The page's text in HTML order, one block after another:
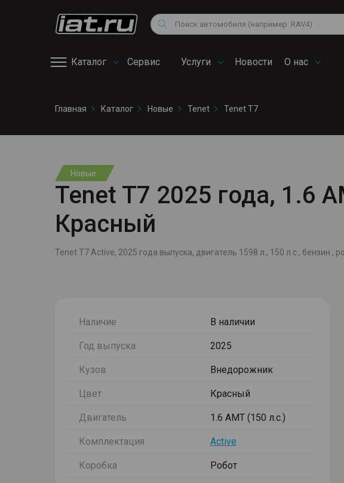
Поиск
Каталог Сервис
сервис
Услуги Новости О нас
Снегоходы
Квадроциклы
Volkswagen
Audi
Главная Каталог Новые Tenet Tenet T7
Новые
Tenet T7 2025 года, 1.6
Красный
Tenet T7 Active, 2025 года выпуска, двигатель 1598 л., 150 л.с., бензин ,
Наличие В наличии
Год выпуска 2025
Кузов Внедорожник
Цвет Красный
Двигатель 1.6 AMT (150 л.с.)
Комплектация Active
Коробка Робот